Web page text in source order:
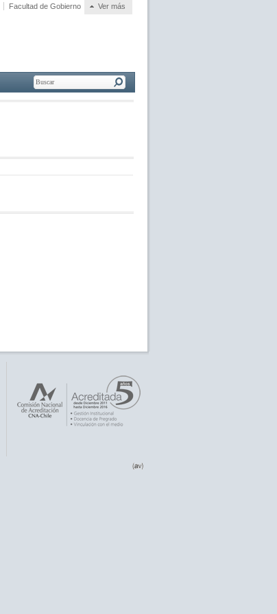
Facultad de Gobierno Ver más